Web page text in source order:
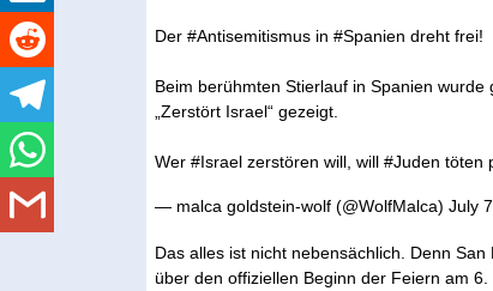
Der#Antisemitismus in#Spanien dreht frei!
Beim berühmten Stierlauf in Spanien
„Zerstört Israel“ gezeigt.
Wer#Israel zerstören will, will#Juden töten
— malca goldstein-wolf (@WolfMalca)July
Das alles ist nicht nebensächlich. Denn
über den offiziellen Beginn der Feiern am